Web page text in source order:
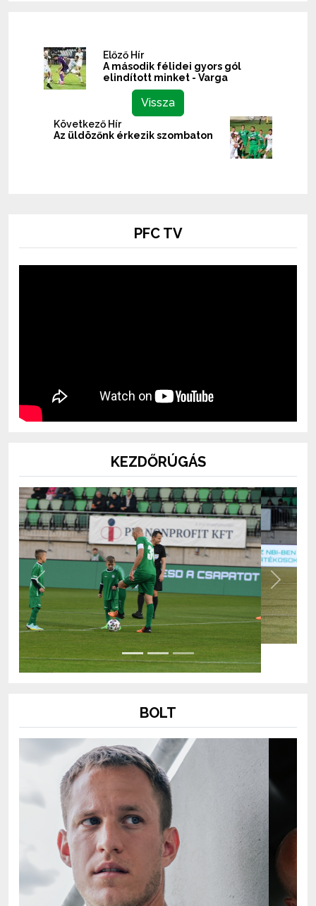
Előző Hír
A második félidei gyors gól
elindított minket - Varga
Vissza
Következő Hír
Az üldözőnk érkezik szombaton
PFC TV
KEZDŐRÚGÁS
Previous Next